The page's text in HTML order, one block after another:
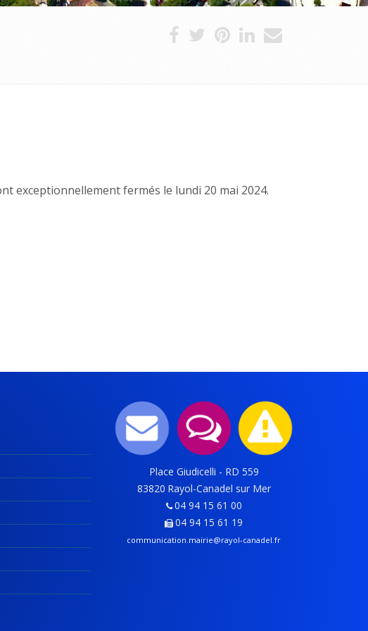
exceptionnellement fermés le lundi 20 mai 2024.
Place Giudicelli - RD 559
83820 Rayol-Canadel sur Mer
04 94 15 61 00
04 94 15 61 19
communication.mairie@rayol-canadel.fr